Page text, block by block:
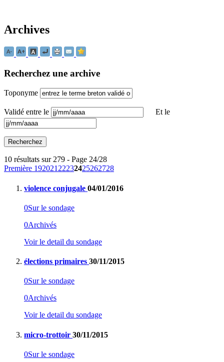
Archives
Recherchez une archive
Toponyme
Validé entre le Et le
10 résultats sur 279 - Page 24/28
Première 19202122232425262728
violence conjugale 04/01/2016
0Sur le sondage
0Archivés
Voir le detail du sondage
élections primaires 30/11/2015
0Sur le sondage
0Archivés
Voir le detail du sondage
micro-trottoir 30/11/2015
0Sur le sondage